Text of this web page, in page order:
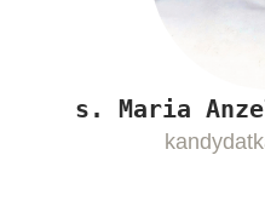
s. Maria